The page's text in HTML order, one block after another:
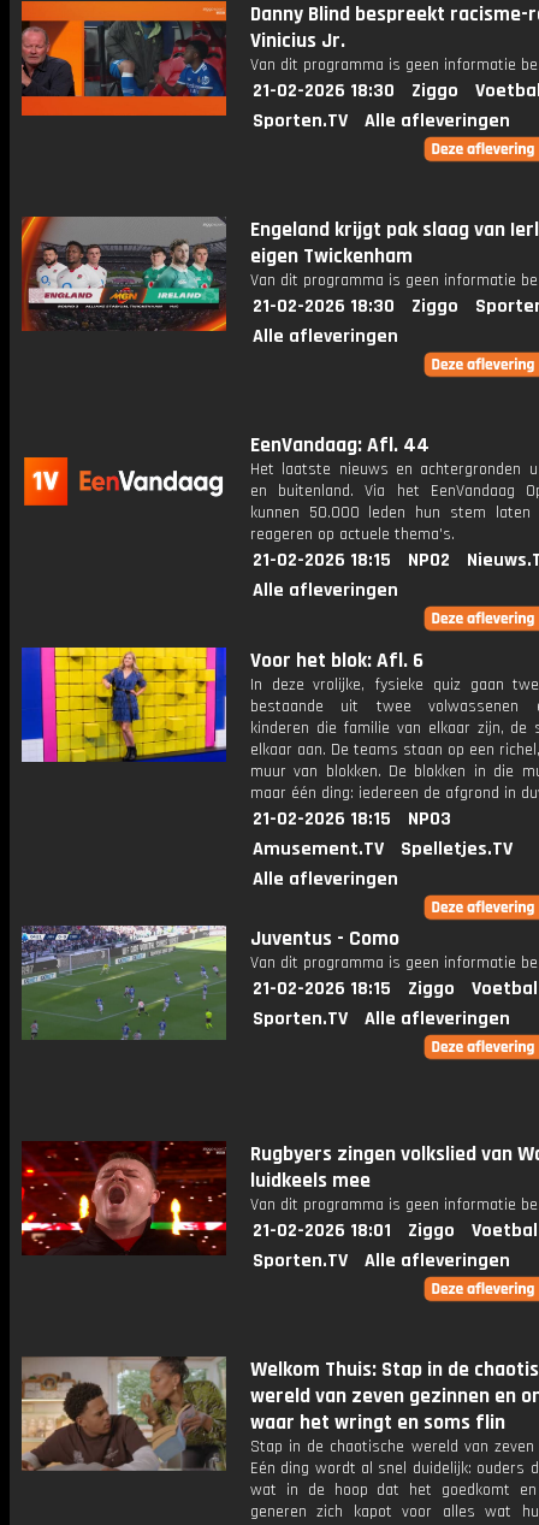
Danny Blind bespreekt racisme-
Vinicius Jr.
Van dit programma is geen informatie
21-02-2026 18:30 Ziggo
Sporten.TV
Alle afleveringen
Engeland krijgt pak slaag van
eigen Twickenham
Van dit programma is geen informatie
21-02-2026 18:30 Ziggo
Alle afleveringen
EenVandaag: Afl. 44
Het laatste nieuws en achtergronden
en buitenland. Via het EenVandaag
kunnen 50.000 leden hun stem laten
reageren op actuele thema's.
21-02-2026 18:15 NPO2
Alle afleveringen
Voor het blok: Afl. 6
In deze vrolijke, fysieke quiz gaan
bestaande uit twee volwassenen
kinderen die familie van elkaar zijn, de
elkaar aan. De teams staan op een
muur van blokken. De blokken in die
maar één ding: iedereen de afgrond in
21-02-2026 18:15
NPO3
Amusement.TV
Spelletjes.TV
Alle afleveringen
Juventus - Como
Van dit programma is geen informatie
21-02-2026 18:15 Ziggo
Sporten.TV
Alle afleveringen
Rugbyers zingen volkslied van
luidkeels mee
Van dit programma is geen informatie
21-02-2026 18:01 Ziggo
Sporten.TV
Alle afleveringen
Welkom Thuis: Stap in de
wereld van zeven gezinnen en
waar het wringt en soms flin
Stap in de chaotische wereld van zeven
Eén ding wordt al snel duidelijk: ouders
wat in de hoop dat het goedkomt en
generen zich kapot voor alles wat